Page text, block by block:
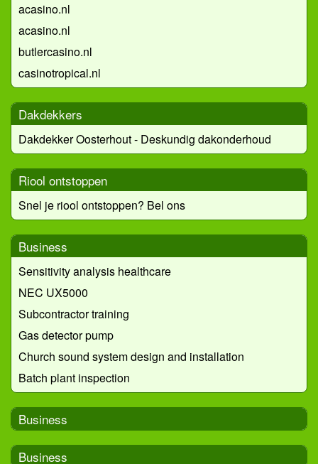
acasino.nl
acasino.nl
butlercasino.nl
casinotropical.nl
Dakdekkers
Dakdekker Oosterhout - Deskundig dakonderhoud
Riool ontstoppen
Snel je riool ontstoppen? Bel ons
Business
Sensitivity analysis healthcare
NEC UX5000
Subcontractor training
Gas detector pump
Church sound system design and installation
Batch plant inspection
Business
Business